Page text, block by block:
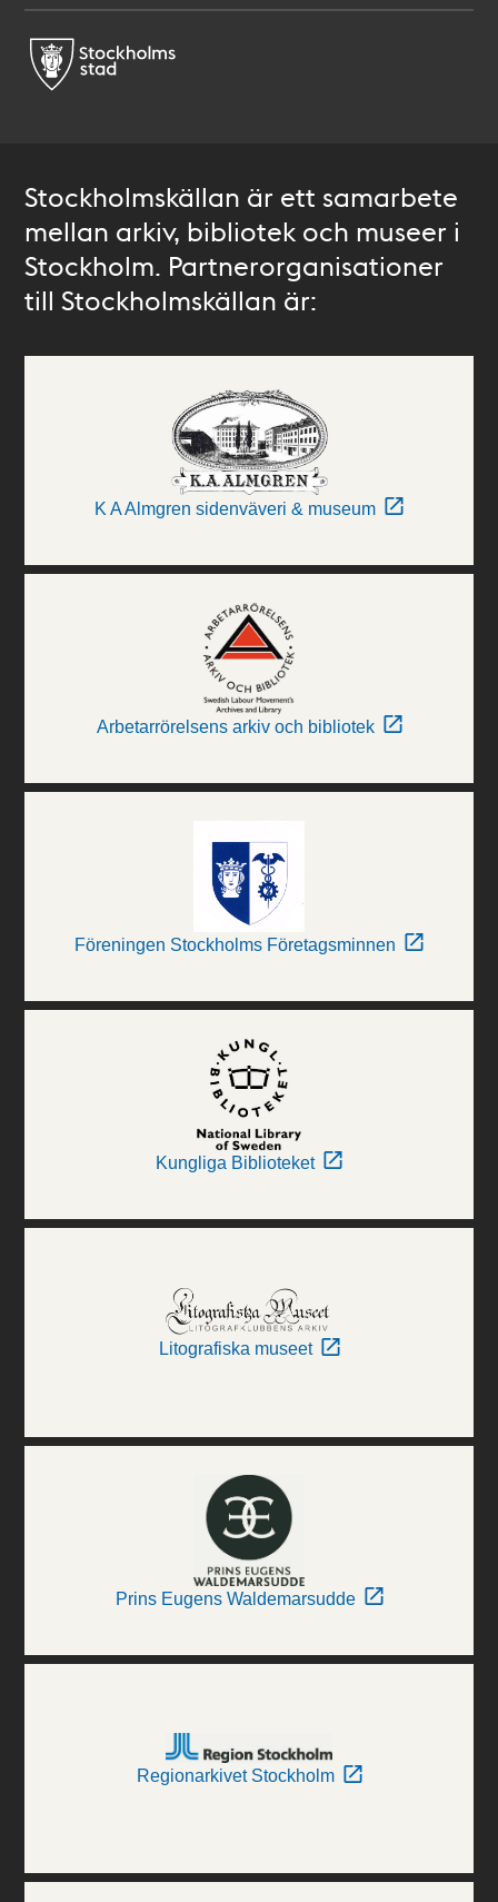
Stockholmskällan är ett samarbete
mellan arkiv, bibliotek och museer i
Stockholm. Partnerorganisationer
till Stockholmskällan är:
K A Almgren sidenväveri & museum
Arbetarrörelsens arkiv och bibliotek
Föreningen Stockholms Företagsminnen
Kungliga Biblioteket
Litografiska museet
Prins Eugens Waldemarsudde
Regionarkivet Stockholm